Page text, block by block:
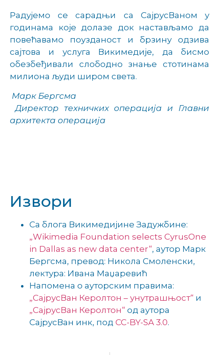
Радујемо се сарадњи са СајрусВаном у
годинама које долазе док настављамо да
повећавамо поузданост и брзину одзива
сајтова и услуга Викимедије, да бисмо
обезбеђивали слободно знање стотинама
милиона људи широм света.
Марк Бергсма
Директор техничких операција и Главни
архитекта операција
Извори
Са блога Викимедијине Задужбине:
„Wikimedia Foundation selects CyrusOne
in Dallas as new data center“, аутор Марк
Бергсма, превод: Никола Смоленски,
лектура: Ивана Маџаревић
Напомена о ауторским правима:
„СајрусВан Керолтон – унутрашњост“ и
„СајрусВан Керолтон“ од аутора
СајрусВан инк, под CC-BY-SA 3.0.